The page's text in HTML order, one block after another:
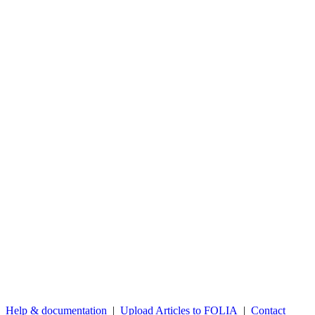
Help & documentation | Upload Articles to FOLIA | Contact